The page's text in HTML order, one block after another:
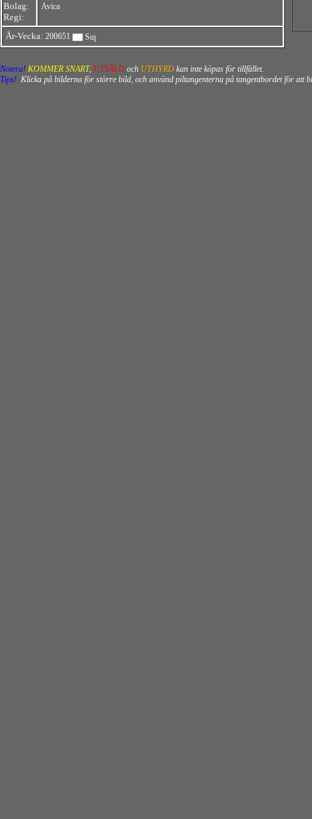
Bolag:
Regi:
Avica
År-Vecka: 200651
Notera! KOMMER SNART, UTSÅLD och UTHYRD kan inte köpas för tillfället.
Tips! Klicka på bilderna för större bild, och använd piltangenterna på tangentbordet för att